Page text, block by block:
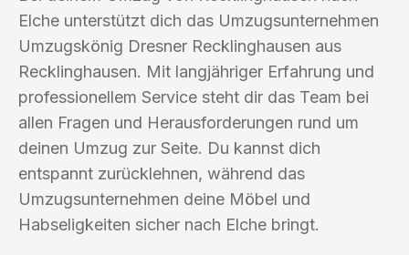
Elche unterstützt dich das Umzugsunternehmen
Umzugskönig Dresner Recklinghausen aus
Recklinghausen. Mit langjähriger Erfahrung und
professionellem Service steht dir das Team bei
allen Fragen und Herausforderungen rund um
deinen Umzug zur Seite. Du kannst dich
entspannt zurücklehnen, während das
Umzugsunternehmen deine Möbel und
Habseligkeiten sicher nach Elche bringt.